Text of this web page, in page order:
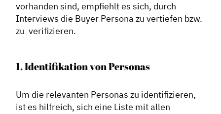
vorhanden sind, empfiehlt es sich, durch
Interviews die Buyer Persona zu vertiefen bzw.
zu verifizieren.
1. Identifikation von Personas
Um die relevanten Personas zu identifizieren,
ist es hilfreich, sich eine Liste mit allen